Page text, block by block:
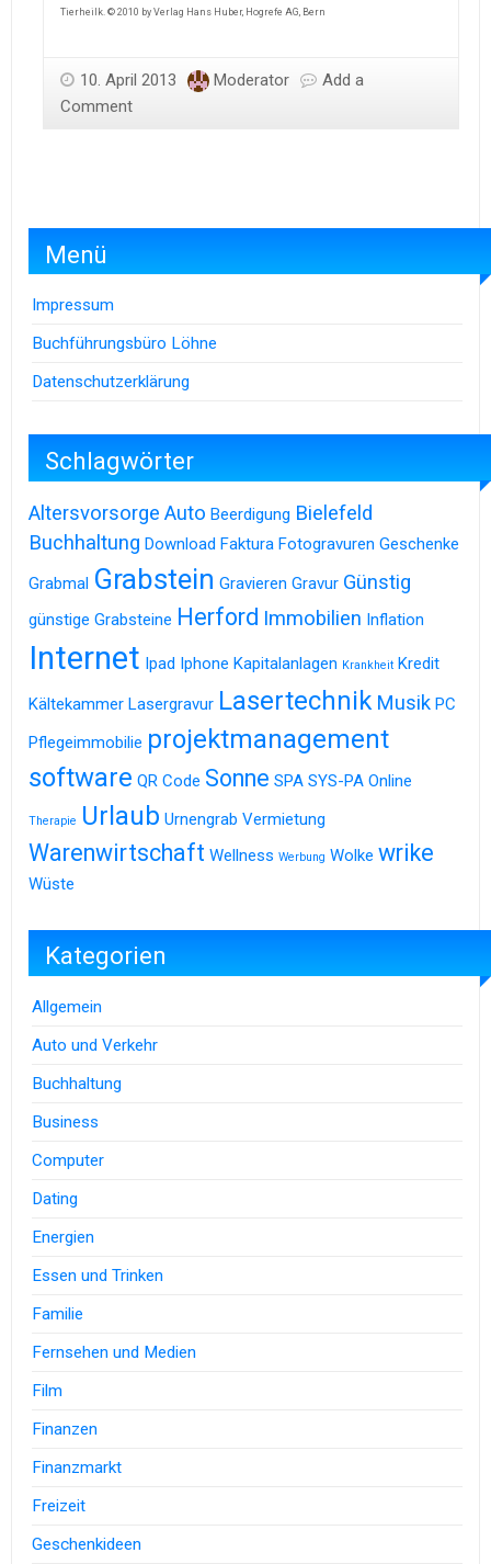
Tierheilk. © 2010 by Verlag Hans Huber, Hogrefe AG, Bern
10. April 2013 Moderator
Add a
Comment
Menü
Impressum
Buchführungsbüro Löhne
Datenschutzerklärung
Schlagwörter
Altersvorsorge Auto Beerdigung Bielefeld
Buchhaltung Download Faktura Fotogravuren Geschenke
Grabmal Grabstein Gravieren Gravur Günstig
günstige Grabsteine Herford Immobilien Inflation
Internet Ipad Iphone Kapitalanlagen Krankheit Kredit
Kältekammer Lasergravur Lasertechnik Musik PC
Pflegeimmobilie projektmanagement
software QR Code Sonne SPA SYS-PA Online
Therapie Urlaub Urnengrab Vermietung
Warenwirtschaft Wellness Werbung Wolke wrike
Wüste
Kategorien
Allgemein
Auto und Verkehr
Buchhaltung
Business
Computer
Dating
Energien
Essen und Trinken
Familie
Fernsehen und Medien
Film
Finanzen
Finanzmarkt
Freizeit
Geschenkideen